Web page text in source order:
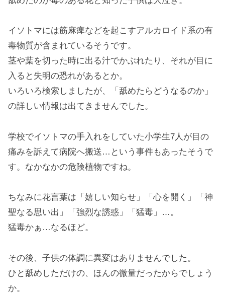
イソトマには筋麻痺などを起こすアルカロイド系の有
毒物質が含まれているそうです。
茎や葉を切った時に出る汁でかぶれたり、それが目に
入ると失明の恐れがあるとか。
いろいろ検索しましたが、「舐めたらどうなるのか」
の詳しい情報は出てきませんでした。
学校でイソトマの手入れをしていた小学生7人が目の
痛みを訴えて病院へ搬送…という事件もあったそうで
す。なかなかの危険植物ですね。
ちなみに花言葉は「嬉しい知らせ」「心を開く」「神
聖なる思い出」「強烈な誘惑」「猛毒」…。
猛毒かぁ…なるほど。
その後、子供の体調に異変はありませんでした。
ひと舐めしただけの、ほんの微量だったからでしょう
か。